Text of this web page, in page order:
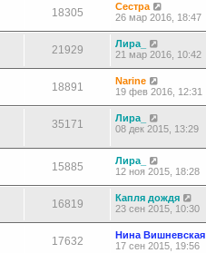
18305
Сестра
26 мар 2016, 18:47
21929
Лира_
21 мар 2016, 10:42
18891
Narine
19 фев 2016, 12:31
35171
Лира_
08 дек 2015, 13:29
15885
Лира_
12 ноя 2015, 18:28
16819
Капля дождя
23 сен 2015, 10:30
17632
Нина Вишневская
17 сен 2015, 19:56